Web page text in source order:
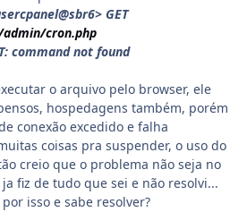
GET
cron.php
command not found
o arquivo pelo browser, ele
hospedagens também, porém
conexão excedido e falha
coisas pra suspender, o uso do
creio que o problema não seja no
ja fiz de tudo que sei e não resolvi...
isso e sabe resolver?